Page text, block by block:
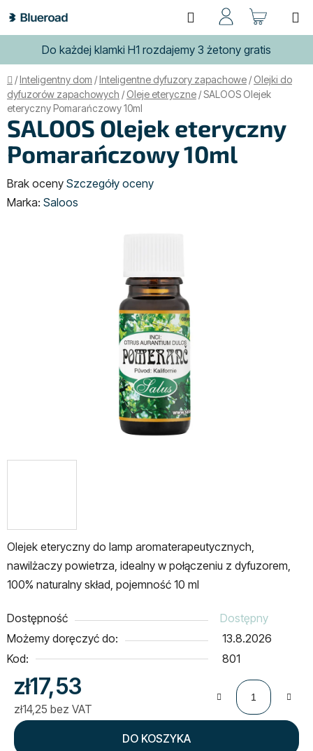
do
treści
Do każdej klamki H1 rozdajemy 3 żetony gratis
Szukaj
Home
/Inteligentny dom /Inteligentne dyfuzory zapachowe / Olejki do
dyfuzorów zapachowych / Oleje eteryczne /SALOOS Olejek
eteryczny Pomarańczowy 10ml
Olejek eteryczny do lamp aromaterapeutycznych,
nawilżaczy powietrza, idealny w połączeniu z dyfuzorem,
100% naturalny skład, pojemność 10 ml
Dostępność
Dostępny
Możemy doręczyć do:
13.8.2026
Kod:
801
zł17,53
zł14,25 bez VAT
Cena jednostkowa:
DO KOSZYKA
SALOOS Olejek eteryczny
Pomarańczowy 10ml
Średnia
ocena
Brak oceny Szczegóły oceny
Marka: Saloos